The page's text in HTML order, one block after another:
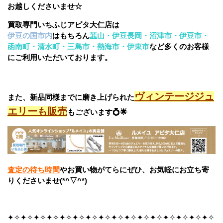
お越しくださいませ☆
買取専門いちふじアピタ大仁店は
伊豆の国市内はもちろん韮山・伊豆長岡・沼津市・伊豆市・
函南町・清水町・三島市・熱海市・伊東市など多くのお客様
にご利用いただいております。
また、新品同様までに磨き上げられたヴィンテージジュ
エリーも販売もございます💍🌟
査定の待ち時間やお買い物がてらにぜひ、お気軽にお立ち寄
りくださいませ(*^▽^*)
✦✧✦✧✦✧✦✧✦✧✦✧✦✧✦✧✦✧✦✧✦✧✦✧✦✧✦✧✦✧✦✧